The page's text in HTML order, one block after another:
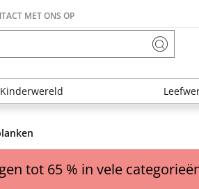
MET ONS OP
Kinderwereld
tot 65 % in vele